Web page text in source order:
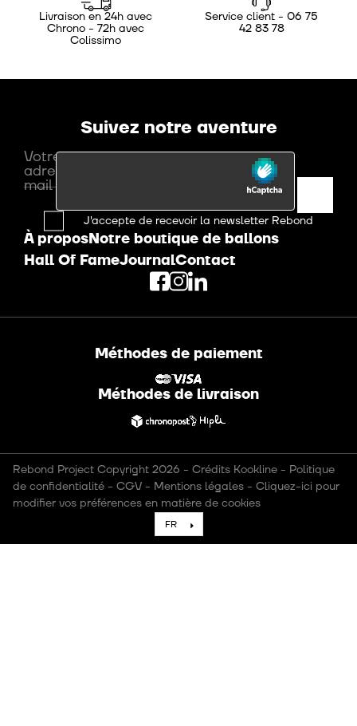
Livraison en 24h avec
Chrono - 72h avec
Colissimo
Service client - 06 75
42 83 78
Suivez notre aventure
Votre
adresse
mail
J'accepte de recevoir la newsletter Rebond
À proposNotre boutique de ballons
Hall Of FameJournalContact
Méthodes de paiement
Méthodes de livraison
Rebond Project Copyright 2026 - Crédits Kookline - Politique
de confidentialité - CGV - Mentions légales - Cliquez-ici pour
modifier vos préférences en matière de cookies
FR